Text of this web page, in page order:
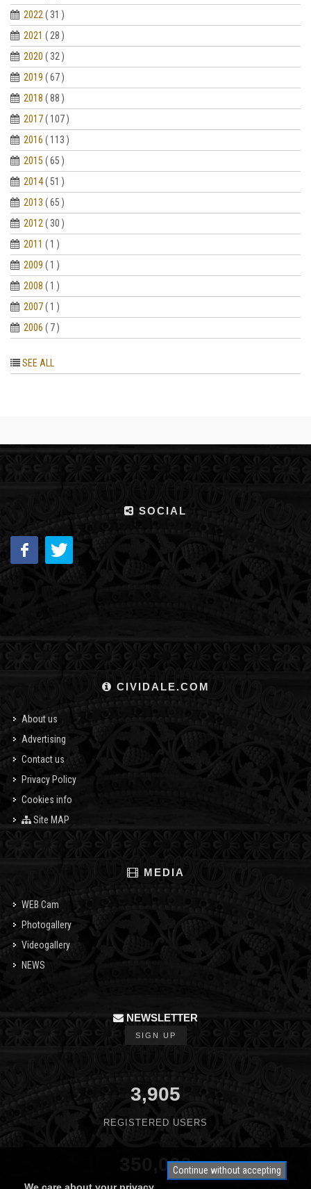
2022 ( 31 )
2021 ( 28 )
2020 ( 32 )
2019 ( 67 )
2018 ( 88 )
2017( 107 )
2016 ( 113 )
2015 ( 65 )
2014( 51 )
2013 ( 65 )
2012 ( 30 )
2011 ( 1 )
2009 ( 1 )
2008 ( 1 )
2007( 1 )
2006 ( 7 )
SEE ALL
SOCIAL
CIVIDALE.COM
About us
Advertising
Contact us
Privacy Policy
Cookies info
Site MAP
MEDIA
WEB Cam
Photogallery
Videogallery
NEWS
NEWSLETTER
SIGN UP
3,905
REGISTERED USERS
350,000Continue without accepting